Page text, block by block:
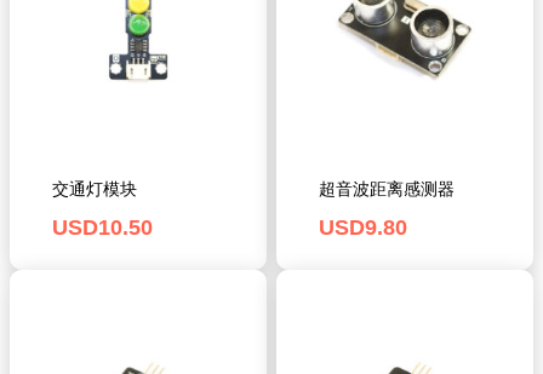
交通灯模块
USD10.50
超音波距离感测器
USD9.80